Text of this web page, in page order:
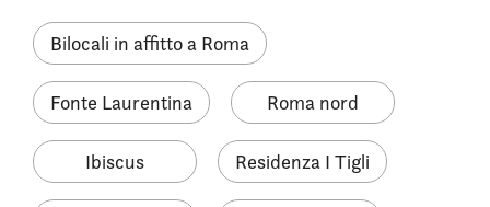
Bilocali in affitto a Roma
Fonte Laurentina Roma nord
Ibiscus Residenza I Tigli